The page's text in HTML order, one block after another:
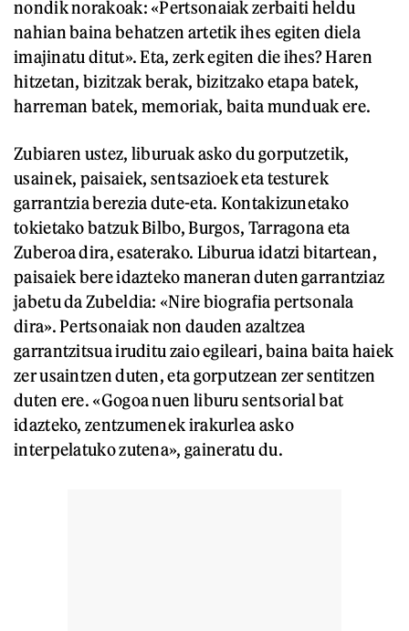
nondik norakoak: «Pertsonaiak zerbaiti heldu
nahian baina behatzen artetik ihes egiten diela
imajinatu ditut». Eta, zerk egiten die ihes? Haren
hitzetan, bizitzak berak, bizitzako etapa batek,
harreman batek, memoriak, baita munduak ere.
Zubiaren ustez, liburuak asko du gorputzetik,
usainek, paisaiek, sentsazioek eta testurek
garrantzia berezia dute-eta. Kontakizunetako
tokietako batzuk Bilbo, Burgos, Tarragona eta
Zuberoa dira, esaterako. Liburua idatzi bitartean,
paisaiek bere idazteko maneran duten garrantziaz
jabetu da Zubeldia: «Nire biografia pertsonala
dira». Pertsonaiak non dauden azaltzea
garrantzitsua iruditu zaio egileari, baina baita haiek
zer usaintzen duten, eta gorputzean zer sentitzen
duten ere. «Gogoa nuen liburu sentsorial bat
idazteko, zentzumenek irakurlea asko
interpelatuko zutena», gaineratu du.